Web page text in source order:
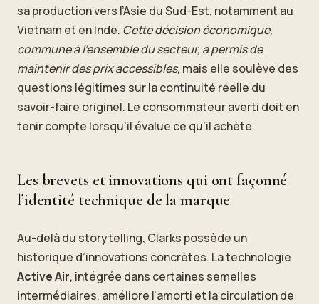
sa production vers l’Asie du Sud-Est, notamment au
Vietnam et en Inde. Cette décision économique,
commune à l’ensemble du secteur, a permis de
maintenir des prix accessibles, mais elle soulève des
questions légitimes sur la continuité réelle du
savoir-faire originel. Le consommateur averti doit en
tenir compte lorsqu’il évalue ce qu’il achète.
Les brevets et innovations qui ont façonné
l’identité technique de la marque
Au-delà du storytelling, Clarks possède un
historique d’innovations concrètes. La technologie
Active Air, intégrée dans certaines semelles
intermédiaires, améliore l’amorti et la circulation de